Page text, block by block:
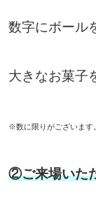
数字にボール
大きなお菓子
※数に限りがございます。
②ご来場いた